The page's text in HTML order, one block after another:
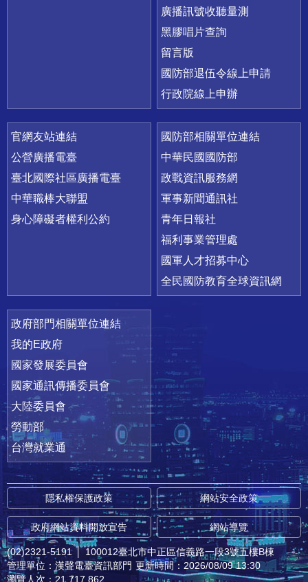
廣播訊號收聽量測
黑膠唱片查詢
留言版
國防部退伍令線上申請
行政院線上申辦
官網友站連結
公營廣播電臺
臺北國際社區廣播電臺
中華職棒大聯盟
身心障礙者權利公約
國防部相關單位連結
中華民國國防部
政戰資訊服務網
軍事新聞通訊社
青年日報社
福利事業管理處
國軍人才招募中心
全民國防教育全球資訊網
政府部門相關單位連結
我的E政府
國家發展委員會
國家通訊傳播委員會
大陸委員會
勞動部
台灣就業通
隱私權保護政策 網站安全政策
政府網站資料開放宣告 網站導覽
(02)2321-5191 │ 100012臺北市中正區信義路一段3號五樓B棟
管理單位：漢聲電臺資訊部門 更新時間：2026/08/09 13:30
瀏覽人次：21,717,862